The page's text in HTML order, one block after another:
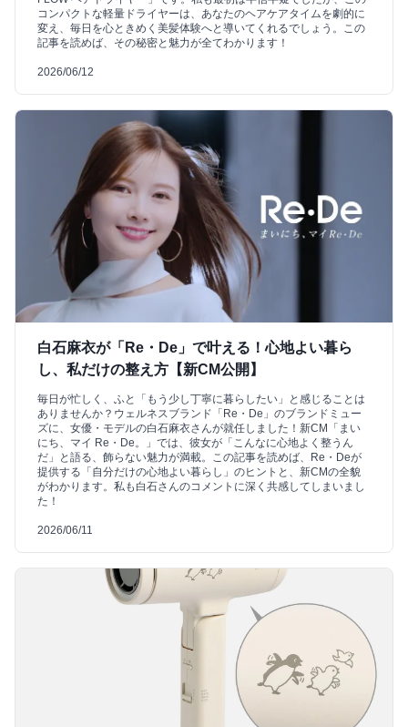
コンパクトな軽量ドライヤーは、あなたのヘアケアタイムを劇的に
変え、毎日を心ときめく美髪体験へと導いてくれるでしょう。この
記事を読めば、その秘密と魅力が全てわかります！
2026/06/12
白石麻衣が「Re・De」で叶える！心地よい暮ら
し、私だけの整え方【新CM公開】
毎日が忙しく、ふと「もう少し丁寧に暮らしたい」と感じることは
ありませんか？ウェルネスブランド「Re・De」のブランドミュー
ズに、女優・モデルの白石麻衣さんが就任しました！新CM「まい
にち、マイ Re・De。」では、彼女が「こんなに心地よく整うん
だ」と語る、飾らない魅力が満載。この記事を読めば、Re・Deが
提供する「自分だけの心地よい暮らし」のヒントと、新CMの全貌
がわかります。私も白石さんのコメントに深く共感してしまいまし
た！
2026/06/11